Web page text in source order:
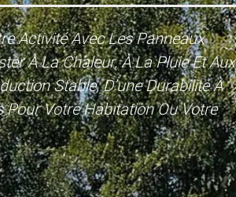
Activité Avec Les Panneaux
À La Chaleur, À La Pluie Et Aux
Stable, D’une Durabilité À
Pour Votre Habitation Ou Votre